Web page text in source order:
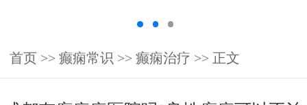
首页 >> 癫痫常识 >> 癫痫治疗 >> 正文